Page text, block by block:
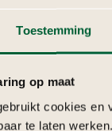
Toestemming
op maat
cookies en
te laten